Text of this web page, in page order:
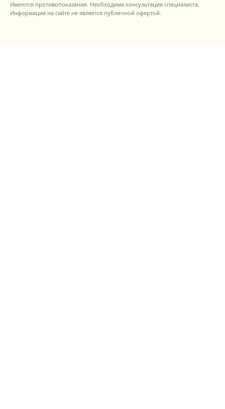
Имеются противопоказания. Необходима консультация специалиста.
Информация на сайте не является публичной офертой.